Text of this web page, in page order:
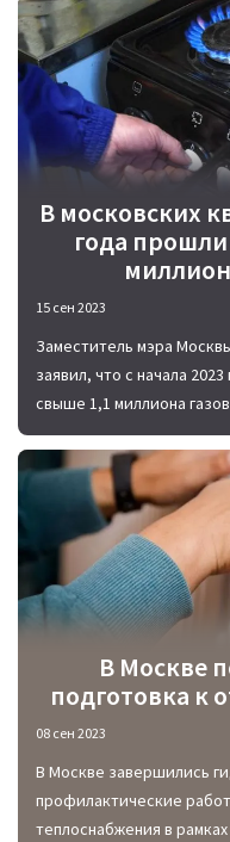
В московских
года
15 сен 2023
Заместитель мэра
заявил, что с начала
свыше 1,1 миллиона
их количества по
В Москве
подготовка к
08 сен 2023
В Москве завершились
профилактические
теплоснабжения в